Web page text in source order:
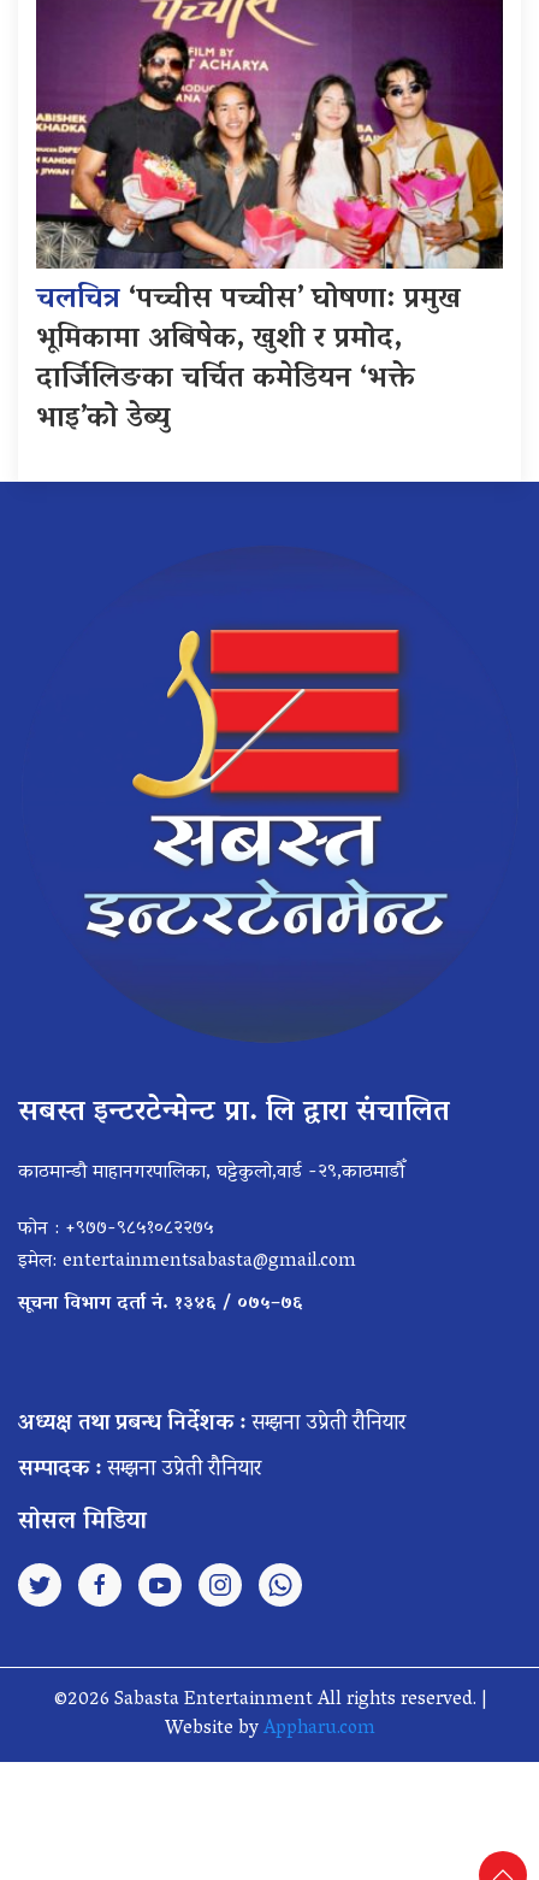
चलचित्र‘पच्चीस पच्चीस’ घोषणा: प्रमुख
भूमिकामा अबिषेक, खुशी र प्रमोद,
दार्जिलिङका चर्चित कमेडियन ‘भक्ते
भाइ’को डेब्यु
सबस्त इन्टरटेन्मेन्ट प्रा. लि द्वारा संचालित
काठमान्डौ माहानगरपालिका, घट्टेकुलो,वार्ड -२९,काठमाडौँ
फोन : +९७७-९८५१०८२२७५
इमेल: entertainmentsabasta@gmail.com
सूचना विभाग दर्ता नं. १३४६ / ०७५–७६
अध्यक्ष तथा प्रबन्ध निर्देशक :सम्झना उप्रेती रौनियार
सम्पादक :सम्झना उप्रेती रौनियार
सोसल मिडिया
©2026 Sabasta Entertainment All rights reserved. |
Website byAppharu.com